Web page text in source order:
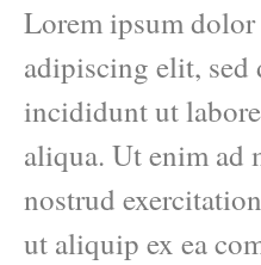
Lorem ipsum dolor
adipiscing elit, sed
incididunt ut
aliqua. Ut enim ad
nostrud
ut aliquip ex ea